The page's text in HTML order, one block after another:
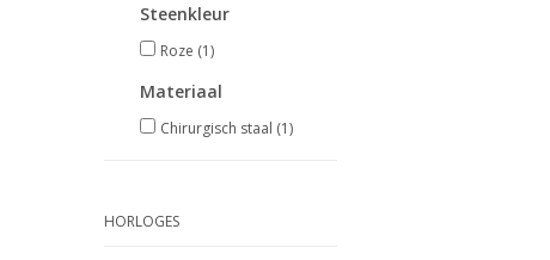
Steenkleur
Roze (1)
Materiaal
Chirurgisch staal (1)
HORLOGES